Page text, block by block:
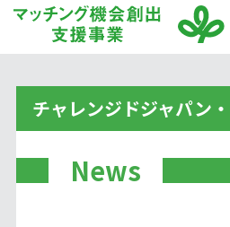
チャレンジドジャパン
News